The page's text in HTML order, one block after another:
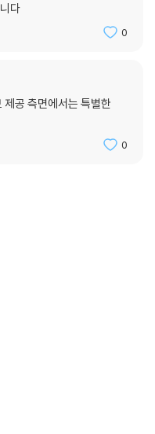
다
0
제공 측면에서는 특별한
0